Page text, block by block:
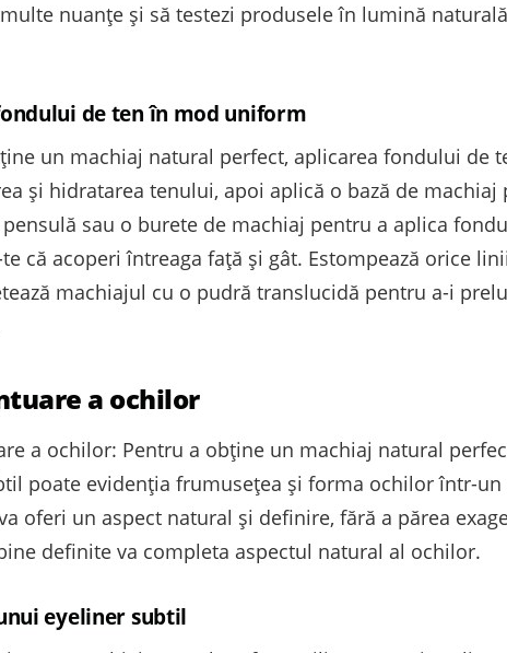
nuanțe și să testezi produsele în lumină
de ten în mod uniform
un machiaj natural perfect, aplicarea fondului
și hidratarea tenului, apoi aplică o bază de
pensulă sau o burete de machiaj pentru a aplica
că acoperi întreaga față și gât. Estompează orice
machiajul cu o pudră translucidă pentru a-i
a ochilor
a ochilor: Pentru a obține un machiaj natural
poate evidenția frumusețea și forma ochilor într-
oferi un aspect natural și definire, fără a părea
definite va completa aspectul natural al ochilor.
eyeliner subtil